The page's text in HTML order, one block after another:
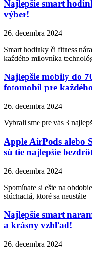
Najlepšie smart
výber!
26. decembra 2024
Smart hodinky či fitness
každého milovníka
Najlepšie mobily do
fotomobil pre každého
26. decembra 2024
Vybrali sme pre vás 3
Apple AirPods alebo
sú tie najlepšie
26. decembra 2024
Spomínate si ešte na
slúchadlá, ktoré sa neustále
Najlepšie smart
a krásny vzhľad!
26. decembra 2024